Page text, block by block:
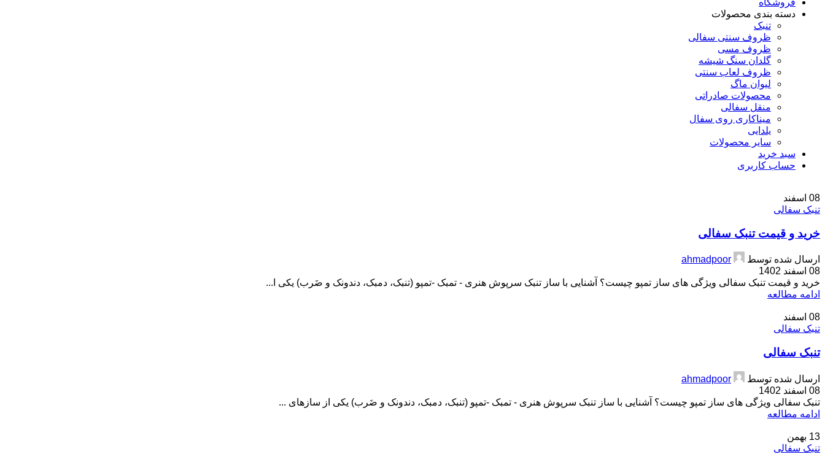
فروشگاه
دسته بندی محصولات
تنبک
ظروف سنتی سفالی
ظروف مسی
گلدان سنگ شیشه
ظروف لعاب سنتی
لیوان ماگ
محصولات صادراتی
منقل سفالی
میناکاری روی سفال
یلدایی
سایر محصولات
سبد خرید
حساب کاربری
08 اسفند
تنبک سفالی
خرید و قیمت تنبک سفالی
ارسال شده توسط
ahmadpoor
08 اسفند 1402
خرید و قیمت تنبک سفالی ویژگی های ساز تمپو چیست؟ آشنایی با ساز تنبک سرپوش هنری - تمبک -تمپو (تنبک، دمبک، دندونک و ضَرب) یکی ا...
ادامه مطالعه
08 اسفند
تنبک سفالی
تنبک سفالی
ارسال شده توسط
ahmadpoor
08 اسفند 1402
تنبک سفالی ویژگی های ساز تمپو چیست؟ آشنایی با ساز تنبک سرپوش هنری - تمبک -تمپو (تنبک، دمبک، دندونک و ضَرب) یکی از سازهای ...
ادامه مطالعه
13 بهمن
تنبک سفالی